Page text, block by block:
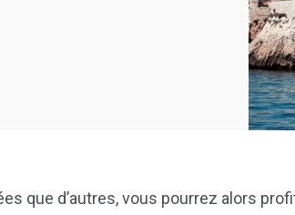
que d’autres, vous pourrez alors